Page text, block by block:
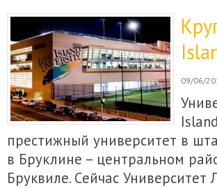
09/06/
престижный университет в
в Бруклине – центральном
Бруквиле. Сейчас